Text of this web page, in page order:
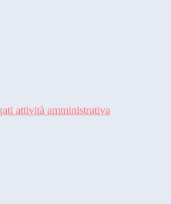
attività amministrativa